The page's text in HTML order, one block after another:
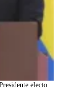
electo